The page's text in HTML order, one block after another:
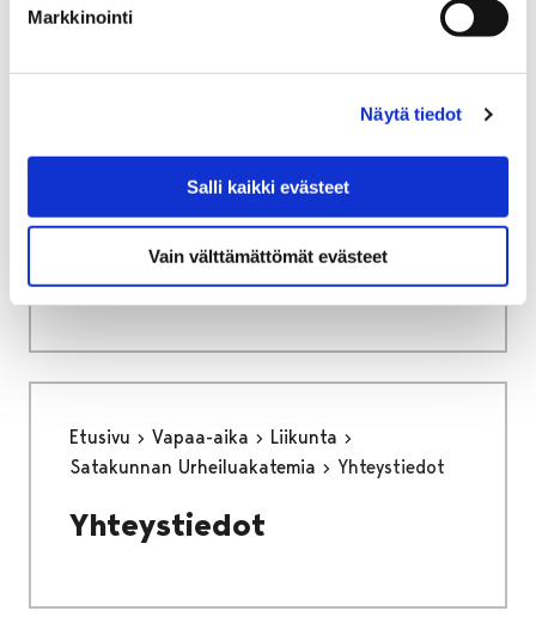
Markkinointi
Näytä tiedot
Salli kaikki evästeet
Vain välttämättömät evästeet
Etusivu
Työ ja yrittäminen
Töihin Porin kaupungille
Pori työnantajana
Sijaisrekrytointi
Etusivu Vapaa-aika
Liikunta
Satakunnan Urheiluakatemia
Yhteystiedot
Yhteystiedot